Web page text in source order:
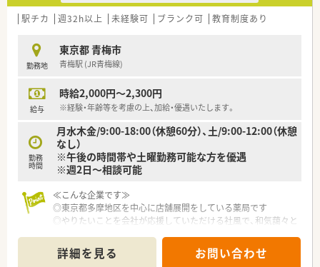
駅チカ 週32h以上 未経験可 ブランク可 教育制度あり
勤務地
東京都 青梅市
青梅駅 (JR青梅線)
給与
時給2,000円～2,300円
※経験・年齢等を考慮の上、加給・優遇いたします。
勤務
時間
月水木金/9:00-18:00（休憩60分）、土/9:00-12:00（休憩
なし）
※午後の時間帯や土曜勤務可能な方を優遇
※週2日～相談可能
≪こんな企業です≫
◎東京都多摩地区を中心に店舗展開をしている薬局です
◎やりたいことを会社が応援していただける社風で、和気藹々と
◎無借金経営で優良認定をされており、長期的にご就業いただけ
ます
詳細を見る お問い合わせ